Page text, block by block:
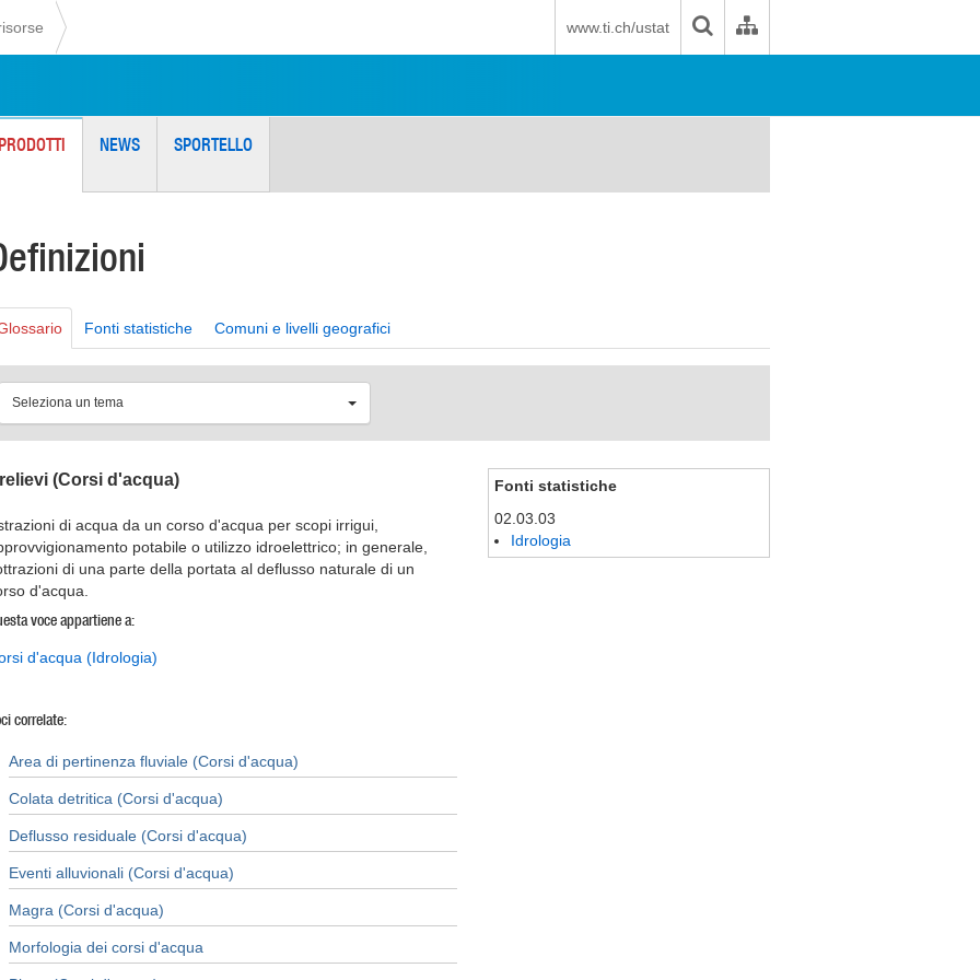
www.ti.ch/ustat
PRODOTTI NEWS SPORTELLO
Fonti statistiche Comuni e livelli geografici
Seleziona un tema
(Corsi d'acqua)
di acqua da un corso d'acqua per scopi irrigui,
potabile o utilizzo idroelettrico; in generale,
di una parte della portata al deflusso naturale di un
d'acqua.
voce appartiene a:
d'acqua (Idrologia)
correlate:
Area di pertinenza fluviale (Corsi d'acqua)
Colata detritica (Corsi d'acqua)
Deflusso residuale (Corsi d'acqua)
Eventi alluvionali (Corsi d'acqua)
Magra (Corsi d'acqua)
Morfologia dei corsi d'acqua
Fonti statistiche
02.03.03
Idrologia